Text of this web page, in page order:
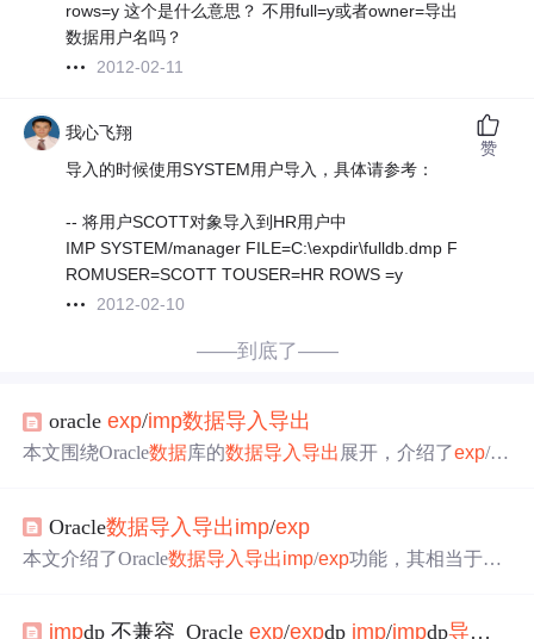
rows=y 这个是什么意思？ 不用full=y或者owner=导出
数据用户名吗？
2012-02-11
我心飞翔
导入的时候使用SYSTEM用户导入，具体请参考：
-- 将用户SCOTT对象导入到HR用户中
IMP SYSTEM/manager FILE=C:\expdir\fulldb.dmp F
ROMUSER=SCOTT TOUSER=HR ROWS =y
2012-02-10
赞
——到底了——
oracleexp/imp数据导入导出
本文围绕Oracle数据库的数据导入导出 展开，介绍了exp/im
以及可传输表空间的应用示例，包含操作命令和自包含检
查等内容。
Oracle数据导入导出imp/exp
本文介绍了Oracle数据导入导出imp/exp功能，其相当于数
库、导出特定用户表等，还提及权限和 数据库连接的注意
impdp 不兼容_Oracleexp/expdp imp/impdp导入